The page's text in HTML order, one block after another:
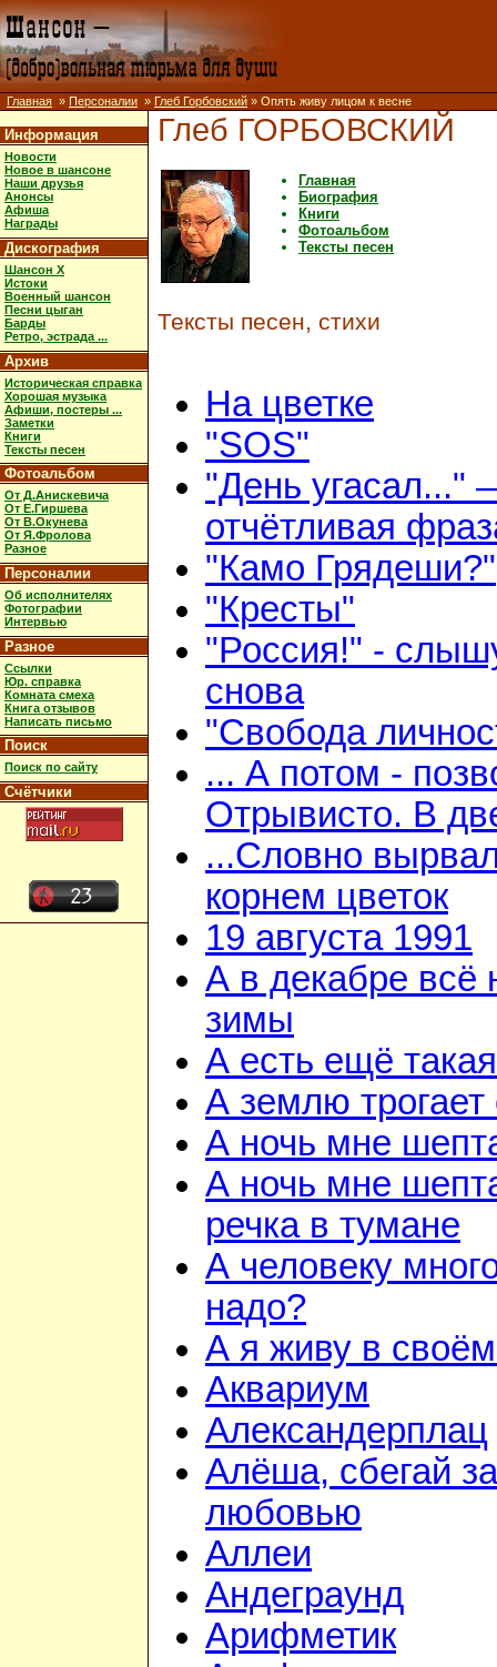
Главная » Персоналии » Глеб Горбовский » Опять живу лицом к весне
Информация
Новости
Новое в шансоне
Наши друзья
Анонсы
Афиша
Награды
Дискография
Шансон X
Истоки
Военный шансон
Песни цыган
Барды
Ретро, эстрада ...
Архив
Историческая справка
Хорошая музыка
Афиши, постеры ...
Заметки
Книги
Тексты песен
Фотоальбом
От Д.Анискевича
От Е.Гиршева
От В.Окунева
От Я.Фролова
Разное
Персоналии
Об исполнителях
Фотографии
Интервью
Разное
Ссылки
Юр. справка
Комната смеха
Книга отзывов
Написать письмо
Поиск
Поиск по сайту
Счётчики
Глеб ГОРБОВСКИЙ
Главная
Биография
Книги
Фотоальбом
Тексты песен
Тексты песен, стихи
На цветке
"SOS"
"День угасал..."
отчётливая
"Камо Грядеши?"
"Кресты"
"Россия!" -
снова
"Свобода
... А потом -
Отрывисто. В
...Словно
корнем цветок
19 августа 1991
А в декабре всё
зимы
А есть ещё
А землю трогает
А ночь мне
А ночь мне
речка в тумане
А человеку
надо?
А я живу в своём
Аквариум
Александерплац
Алёша, сбегай за
любовью
Аллеи
Андеграунд
Арифметик